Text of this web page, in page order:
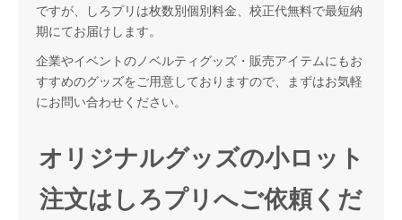
ですが、しろプリは枚数別個別料金、校正代無料で最短納
期にてお届けします。
企業やイベントのノベルティグッズ・販売アイテムにもお
すすめのグッズをご用意しておりますので、まずはお気軽
にお問い合わせください。
オリジナルグッズの小ロット
注文はしろプリへご依頼くだ